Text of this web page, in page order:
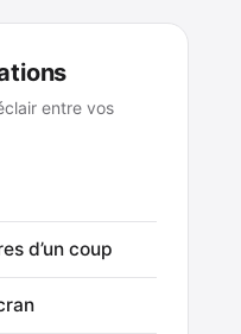
entre vos
d’un coup